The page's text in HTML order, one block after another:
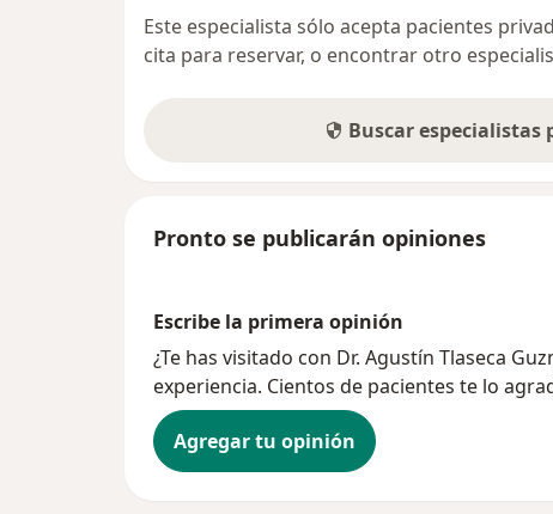
Este especialista sólo acepta pacientes
cita para reservar, o encontrar otro
Buscar especialistas
Pronto se publicarán opiniones
Escribe la primera opinión
¿Te has visitado con Dr. Agustín Tlaseca
experiencia. Cientos de pacientes te lo
Agregar tu opinión